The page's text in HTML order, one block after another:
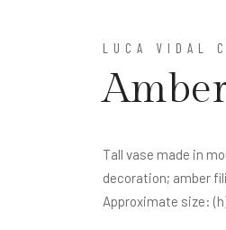
LUCA VIDAL
Tall vase made in
decoration; amber
Approximate size: